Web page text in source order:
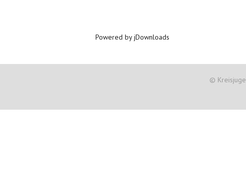
Powered by jDownloads
©